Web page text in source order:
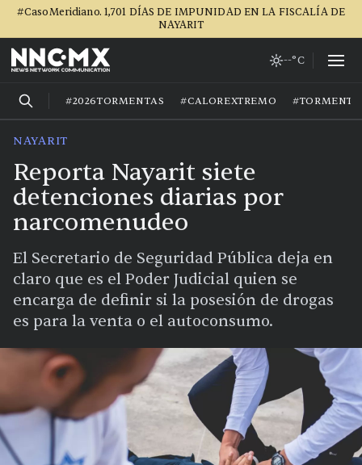
#CasoMeridiano. 1,701 DÍAS DE IMPUNIDAD EN LA FISCALÍA DE
NAYARIT
--°C
#2026TORMENTAS #CALOREXTREMO
NAYARIT
Reporta Nayarit siete
detenciones diarias por
narcomenudeo
El Secretario de Seguridad Pública deja en
claro que es el Poder Judicial quien se
encarga de definir si la posesión de drogas
es para la venta o el autoconsumo.